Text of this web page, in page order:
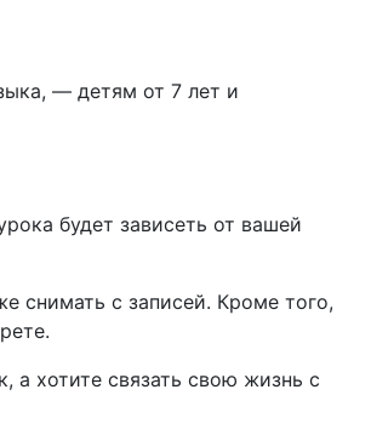
— детям от 7 лет и
будет зависеть от вашей
снимать с записей. Кроме того,
а хотите связать свою жизнь с